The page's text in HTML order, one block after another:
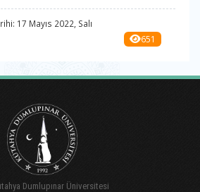
17 Mayıs 2022, Salı
651
Dumlupınar Üniversitesi